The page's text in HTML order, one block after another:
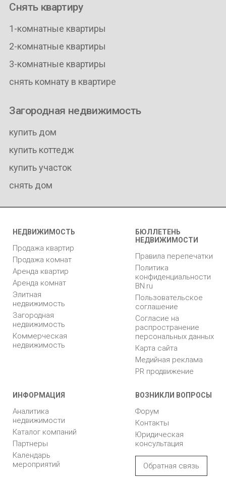
Снять квартиру
1-комнатные квартиры
2-комнатные квартиры
3-комнатные квартиры
снять комнату в квартире
Загородная недвижимость
купить дом
купить коттедж
купить участок
снять дом
НЕДВИЖИМОСТЬ
Продажа квартир
Продажа комнат
Аренда квартир
Аренда комнат
Элитная
недвижимость
Загородная
недвижимость
Коммерческая
недвижимость
БЮЛЛЕТЕНЬ
НЕДВИЖИМОСТИ
Правила перепечатки
Политика
конфиденциальности
BN.ru
Пользовательское
соглашение
Согласие на
распространение
персональных данных
Карта сайта
Медийная реклама
PR продвижение
ИНФОРМАЦИЯ
Аналитика
недвижимости
Каталог компаний
Партнеры
Календарь
мероприятий
ВОЗНИКЛИ ВОПРОСЫ
Форум
Контакты
Юридическая
консультация
Обратная связь